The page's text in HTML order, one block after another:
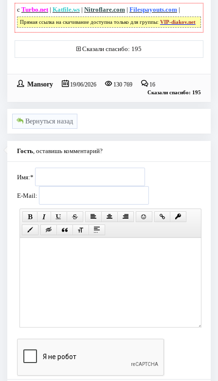
с Turbo.net| Katfile.ws| Nitroflare.com| Filespayouts.com|
Прямая ссылка на скачивание доступна только для группы: VIP-diakov.net
Сказали спасибо: 195
Mansory 19/06/2026 130 769 16
Сказали спасибо: 195
Вернуться назад
Гость , оставишь комментарий?
Имя:*
E-Mail: